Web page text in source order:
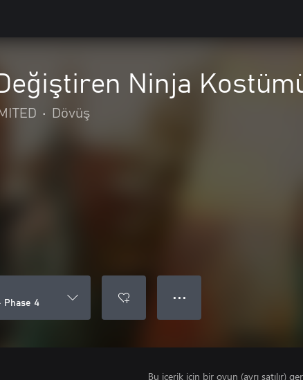
Ninja
• Dövüş
Phase 4
● ● ●
Bu içerik için bir oyun (ayrı satılır)